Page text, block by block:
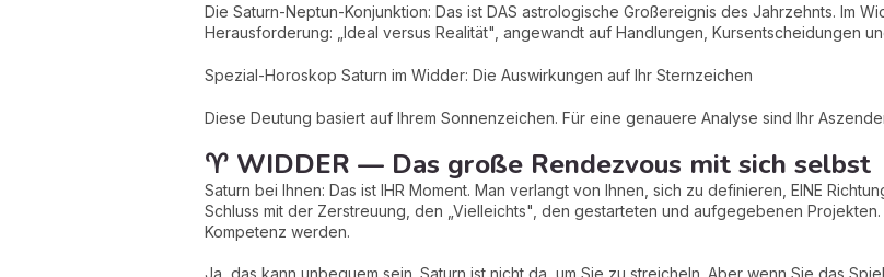
Die Saturn-Neptun-Konjunktion: Das ist DAS astrologische Großereignis des Jahrzehnts. Im
Herausforderung: „Ideal versus Realität", angewandt auf Handlungen, Kursentscheidungen
Spezial-Horoskop Saturn im Widder: Die Auswirkungen auf Ihr Sternzeichen
Diese Deutung basiert auf Ihrem Sonnenzeichen. Für eine genauere Analyse sind Ihr
♈ WIDDER — Das große Rendezvous mit sich selbst
Saturn bei Ihnen: Das ist IHR Moment. Man verlangt von Ihnen, sich zu definieren, EINE
Schluss mit der Zerstreuung, den „Vielleichts", den gestarteten und aufgegebenen
Kompetenz werden.
Ja, das kann unbequem sein. Saturn ist nicht da, um Sie zu streicheln. Aber wenn Sie das